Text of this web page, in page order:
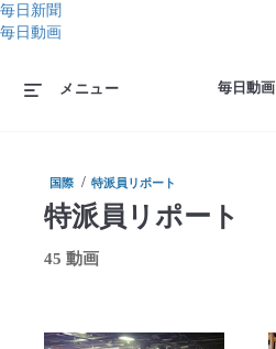
毎日新聞
毎日動画
毎日動画
メニュー
国際 / 特派員リポート
特派員リポート
45 動画